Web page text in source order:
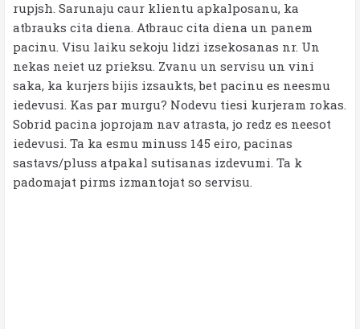
rupjsh. Sarunaju caur klientu apkalposanu, ka
atbrauks cita diena. Atbrauc cita diena un panem
pacinu. Visu laiku sekoju lidzi izsekosanas nr. Un
nekas neiet uz prieksu. Zvanu un servisu un vini
saka, ka kurjers bijis izsaukts, bet pacinu es neesmu
iedevusi. Kas par murgu? Nodevu tiesi kurjeram rokas.
Sobrid pacina joprojam nav atrasta, jo redz es neesot
iedevusi. Ta ka esmu minuss 145 eiro, pacinas
sastavs/pluss atpakal sutisanas izdevumi. Ta k
padomajat pirms izmantojat so servisu.